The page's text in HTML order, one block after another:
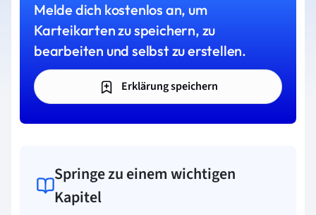
Melde dich kostenlos an, um
Karteikarten zu speichern, zu
bearbeiten und selbst zu erstellen.
Erklärung speichern
Springe zu einem wichtigen
Kapitel